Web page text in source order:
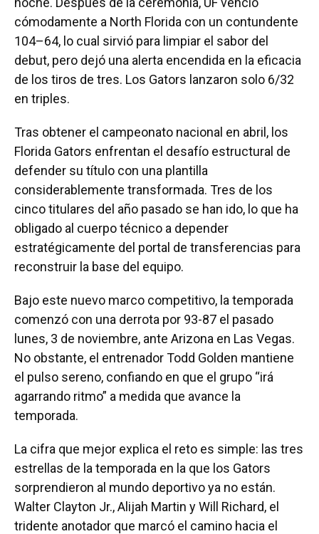
cómodamente a North Florida con un contundente
104–64, lo cual sirvió para limpiar el sabor del
debut, pero dejó una alerta encendida en la eficacia
de los tiros de tres. Los Gators lanzaron solo 6/32
en triples.
Tras obtener el campeonato nacional en abril, los
Florida Gators enfrentan el desafío estructural de
defender su título con una plantilla
considerablemente transformada. Tres de los
cinco titulares del año pasado se han ido, lo que ha
obligado al cuerpo técnico a depender
estratégicamente del portal de transferencias para
reconstruir la base del equipo.
Bajo este nuevo marco competitivo, la temporada
comenzó con una derrota por 93-87 el pasado
lunes, 3 de noviembre, ante Arizona en Las Vegas.
No obstante, el entrenador Todd Golden mantiene
el pulso sereno, confiando en que el grupo “irá
agarrando ritmo” a medida que avance la
temporada.
La cifra que mejor explica el reto es simple: las tres
estrellas de la temporada en la que los Gators
sorprendieron al mundo deportivo ya no están.
Walter Clayton Jr., Alijah Martin y Will Richard, el
tridente anotador que marcó el camino hacia el